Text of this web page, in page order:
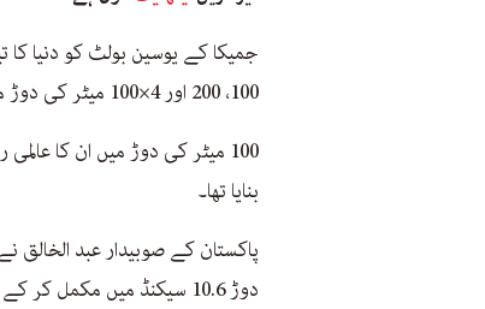
جمیکا کے یوسین بولٹ کو دنیا کا
100، 200 اور 4×100 میٹر کی دوڑ میں آٹھ سونے کے تمغے جیت کر عالمی ریکارڈ بنا رکھا ہے۔
بنایا تھا۔